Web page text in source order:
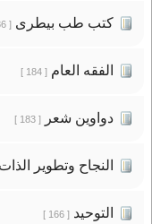
كتب طب بيطرى[ 186 ]
الفقه العام[ 184 ]
دواوين شعر[ 183 ]
النجاح وتطوير
التوحيد[ 166 ]